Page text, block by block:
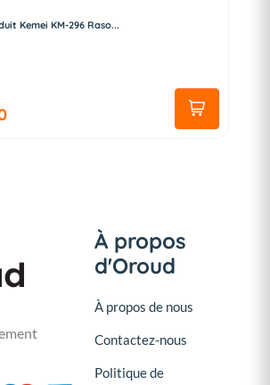
Partagez ce produit Kemei KM-296 Raso...
À propos
d'Oroud
À propos de nous
Contactez-nous
Politique de